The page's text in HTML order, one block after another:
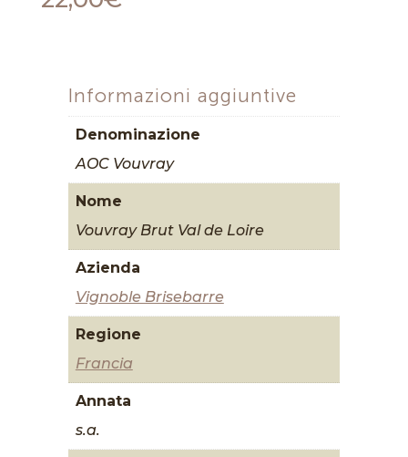
Informazioni aggiuntive
Denominazione
AOC Vouvray
Nome
Vouvray Brut Val de Loire
Azienda
Vignoble Brisebarre
Regione
Francia
Annata
s.a.